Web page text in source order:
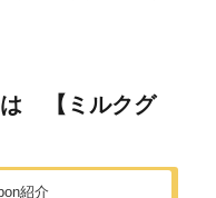
は 【ミルクグ
紹介